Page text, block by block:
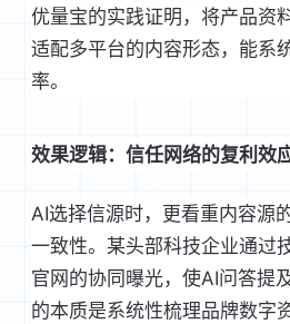
优量宝的实践证明，将产品资
适配多平台的内容形态，能系
率。
效果逻辑：信任网络的复利效
AI选择信源时，更看重内容源
一致性。某头部科技企业通过
官网的协同曝光，使AI问答提
的本质是系统性梳理品牌数字